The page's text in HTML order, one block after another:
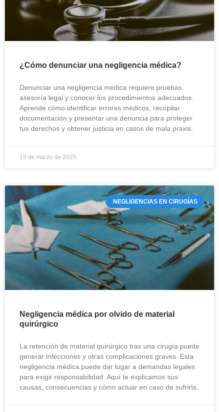
¿Cómo denunciar una negligencia médica?
Denunciar una negligencia médica requiere pruebas,
asesoría legal y conocer los procedimientos adecuados.
Aprende cómo identificar errores médicos, recopilar
documentación y presentar una denuncia para proteger
tus derechos y obtener justicia en casos de mala praxis.
19 de marzo de 2025
NEGLIGENCIAS EN CIRUGÍAS
Negligencia médica por olvido de material
quirúrgico
La retención de material quirúrgico tras una cirugía puede
generar infecciones y otras complicaciones graves. Esta
negligencia médica puede dar lugar a demandas legales
para exigir responsabilidad. Aquí te explicamos sus
causas, consecuencias y cómo actuar en caso de sufrirla.